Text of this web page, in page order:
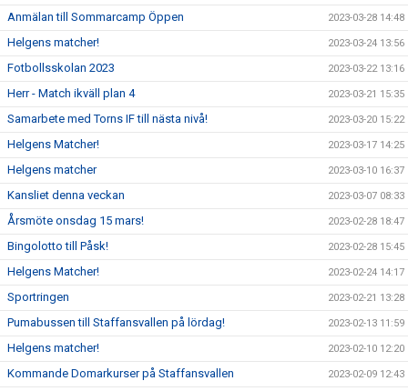
Anmälan till Sommarcamp Öppen 2023-03-28 14:48
Helgens matcher! 2023-03-24 13:56
Fotbollsskolan 2023 2023-03-22 13:16
Herr - Match ikväll plan 4 2023-03-21 15:35
Samarbete med Torns IF till nästa nivå! 2023-03-20 15:22
Helgens Matcher! 2023-03-17 14:25
Helgens matcher 2023-03-10 16:37
Kansliet denna veckan 2023-03-07 08:33
Årsmöte onsdag 15 mars! 2023-02-28 18:47
Bingolotto till Påsk! 2023-02-28 15:45
Helgens Matcher! 2023-02-24 14:17
Sportringen 2023-02-21 13:28
Pumabussen till Staffansvallen på lördag! 2023-02-13 11:59
Helgens matcher! 2023-02-10 12:20
Kommande Domarkurser på Staffansvallen 2023-02-09 12:43